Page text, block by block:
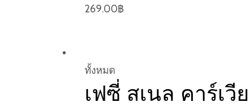
269.00฿
ทั้งหมด
เฟซี่ สเนล คาร์เ